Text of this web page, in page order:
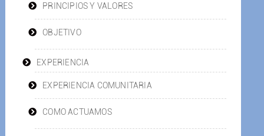
PRINCIPIOS Y VALORES
OBJETIVO
EXPERIENCIA
EXPERIENCIA COMUNITARIA
COMO ACTUAMOS